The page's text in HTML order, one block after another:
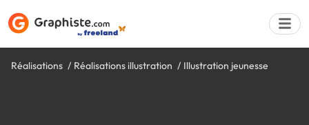
Réalisations Réalisations illustration Illustration jeunesse